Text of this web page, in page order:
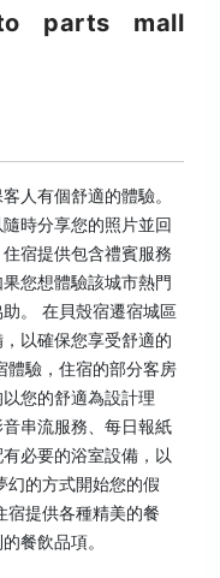
parts mall
人有個舒適的體驗。
時分享您的照片並回
宿提供包含禮賓服務
您想體驗該城市熱門
。 在貝殼宿遷宿城區
以確保您享受舒適的
體驗，住宿的部分客房
您的舒適為設計理
串流服務、每日報紙
必要的浴室設備，以
幻的方式開始您的假
宿提供各種精美的餐
餐飲品項。